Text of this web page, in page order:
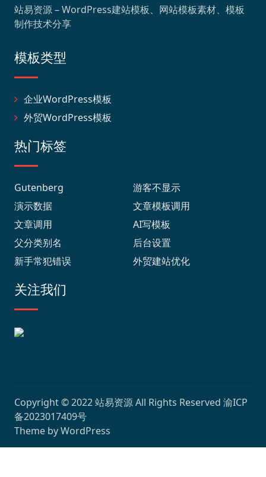
站易资源 – WordPress建站模板、网站模板素材、模板
制作技术分享
模板类型
企业WordPress模板
外贸WordPress模板
热门标签
Gutenberg
游客不显示
演示数据
文章模板调用
文章调用
AI写模板
父分类别名
后台设置
新手常犯错误
外贸建站优化
关注我们
Copyright © 2022站易资源All Rights Reserved 渝ICP
备2023017409号
Theme byWordPress